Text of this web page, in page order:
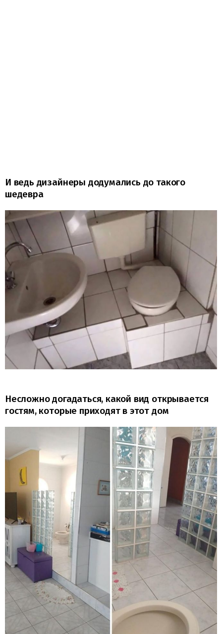
И ведь дизайнеры додумались до такого
шедевра
Несложно догадаться, какой вид открывается
гостям, которые приходят в этот дом